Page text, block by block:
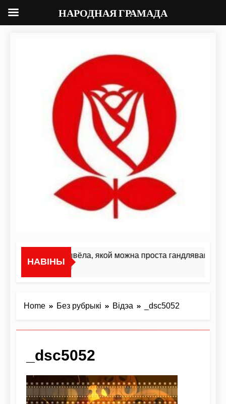
НАВІНЫ
«Я не жывёла, якой можна проста гандляваць»У
Home Без рубрыкі Відэа _dsc5052
_dsc5052
НАРОДНАЯ ГРАМАДА